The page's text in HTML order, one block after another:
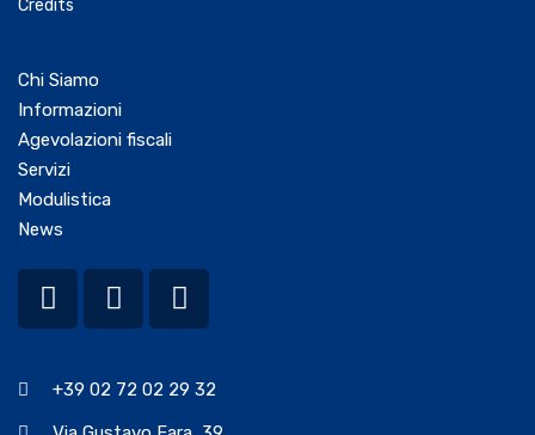
Credits
Chi Siamo
Informazioni
Agevolazioni fiscali
Servizi
Modulistica
News
+39 02 72 02 29 32